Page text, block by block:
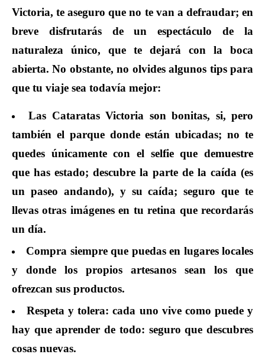
Victoria, te aseguro que no te van a defraudar; en
breve disfrutarás de un espectáculo de la
naturaleza único, que te dejará con la boca
abierta. No obstante, no olvides algunos tips para
que tu viaje sea todavía mejor:
Las Cataratas Victoria son bonitas, si, pero
también el parque donde están ubicadas; no te
quedes únicamente con el selfie que demuestre
que has estado; descubre la parte de la caída (es
un paseo andando), y su caída; seguro que te
llevas otras imágenes en tu retina que recordarás
un día.
Compra siempre que puedas en lugares locales
y donde los propios artesanos sean los que
ofrezcan sus productos.
Respeta y tolera: cada uno vive como puede y
hay que aprender de todo: seguro que descubres
cosas nuevas.